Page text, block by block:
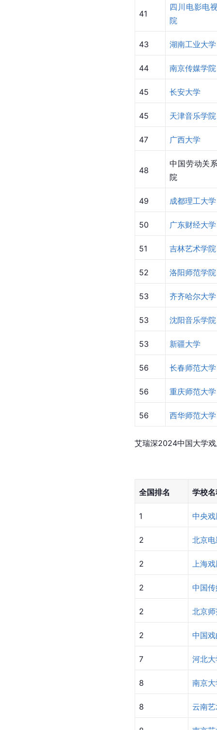
41
四川电影电
院
43 湖南工业大学
44 南京传媒学院
45 长安大学
45 天津音乐学院
47 广西大学
48
中国劳动关
院
49 成都理工大学
50 广东财经大学
51 吉林艺术学院
52 洛阳师范学院
53 齐齐哈尔大学
53 沈阳音乐学院
53 新疆大学
56 长春师范大学
56 重庆师范大学
56 西华师范大学
艾瑞深2024中国大学
全国排名 学校
1 中央
2 北京
2 上海
2 中国
2 北京
2 中国
7 河北
8 南京
8 云南